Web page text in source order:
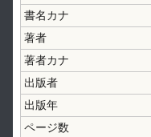
書名カナ
著者
著者カナ
出版者
出版年
ページ数